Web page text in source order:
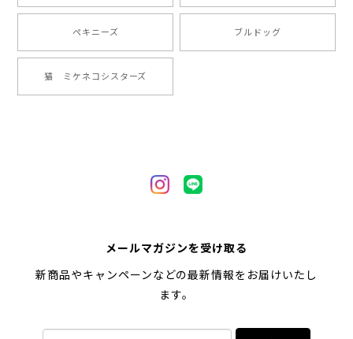
2024/05/04
【 柴犬 毛色3色】マグカップ お家用 プレゼント コーギーブラザーズ 犬 うちの子
ペキニーズ ブルドッグ
猫 ミケネコシスターズ
メールマガジンを受け取る
新商品やキャンペーンなどの最新情報をお届けいたし
ます。